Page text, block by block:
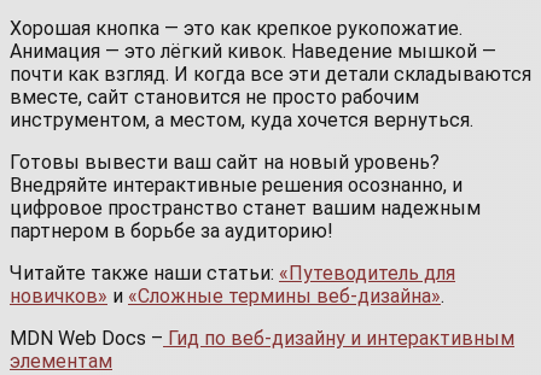
Хорошая кнопка — это как крепкое рукопожатие.
Анимация — это лёгкий кивок. Наведение мышкой —
почти как взгляд. И когда все эти детали складываются
вместе, сайт становится не просто рабочим
инструментом, а местом, куда хочется вернуться.
Готовы вывести ваш сайт на новый уровень?
Внедряйте интерактивные решения осознанно, и
цифровое пространство станет вашим надежным
партнером в борьбе за аудиторию!
Читайте также наши статьи: «Путеводитель для
новичков» и «Сложные термины веб-дизайна».
MDN Web Docs – Гид по веб-дизайну и интерактивным
элементам